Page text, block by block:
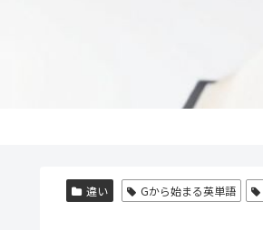
違い Gから始まる英単語